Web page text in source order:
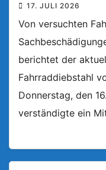
17. JULI 2026
Von versuchten
berichtet der
Fahrraddiebstahl
Donnerstag, den
verständigte ein